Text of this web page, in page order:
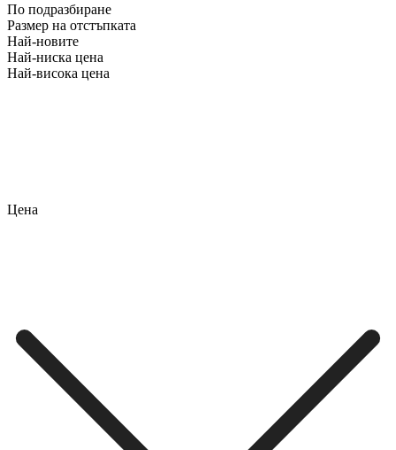
По подразбиране
Размер на отстъпката
Най-новите
Най-ниска цена
Най-висока цена
Цена